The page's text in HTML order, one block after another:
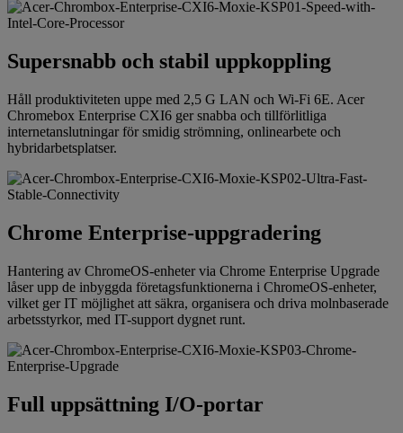
Supersnabb och stabil uppkoppling
Håll produktiviteten uppe med 2,5 G LAN och Wi-Fi 6E. Acer
Chromebox Enterprise CXI6 ger snabba och tillförlitliga
internetanslutningar för smidig strömning, onlinearbete och
hybridarbetsplatser.
Chrome Enterprise-uppgradering
Hantering av ChromeOS-enheter via Chrome Enterprise Upgrade
låser upp de inbyggda företagsfunktionerna i ChromeOS-enheter,
vilket ger IT möjlighet att säkra, organisera och driva molnbaserade
arbetsstyrkor, med IT-support dygnet runt.
Full uppsättning I/O-portar